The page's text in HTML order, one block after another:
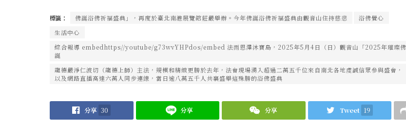
標籤： 佛誕浴佛祈福盛典」，再度於臺北南港展覽館莊嚴舉辦。今年佛誕浴佛祈福盛典由觀音山住持慈悲
浴佛覺心
生活中心
綜合報導 embedhttps//youtube/g73wvYHPdos/embed 法雨恩澤沐寶島，2025年5月4日（日）觀音山「2025年璀璨佛
誕
龍德嚴淨仁波切（龍德上師）主法，規模和精緻更勝於去年，法會現場湧入超過二萬五千位來自南北各地虔誠信眾參與盛會，
以及網路直播高達六萬人同步連線，當日逾八萬五千人共襄盛舉這殊勝的浴佛盛典
分享 30 分享 分享 Tweet 19